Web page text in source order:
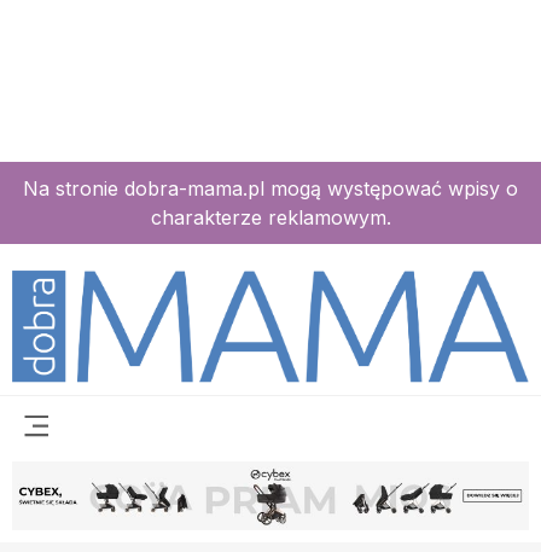
Na stronie dobra-mama.pl mogą występować wpisy o
charakterze reklamowym.